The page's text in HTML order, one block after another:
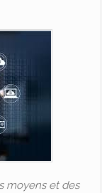
moyens et des